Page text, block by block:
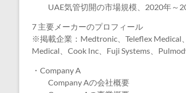
UAE気管切開の市場規模、2020年～
7 主要メーカーのプロフィール
※掲載企業：Medtronic、Teleflex Medical
Medical、Cook Inc、Fuji Systems、
・Company A
Company Aの会社概要